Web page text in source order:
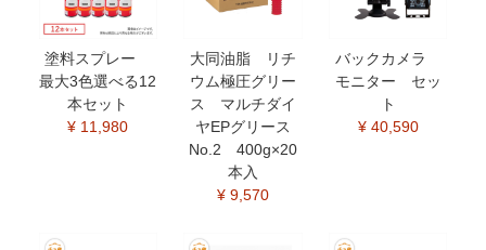
塗料スプレー
最大3色選べる12
本セット
¥ 11,980
大同油脂 リチ
ウム極圧グリー
ス マルチダイ
ヤEPグリース
No.2 400g×20
本入
¥ 9,570
バックカメラ
モニター セッ
ト
¥ 40,590